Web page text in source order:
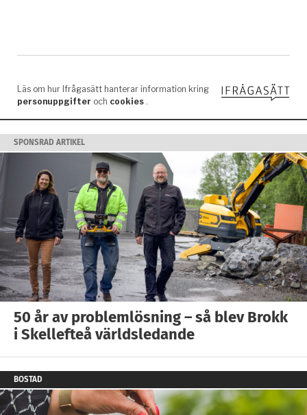
SPONSRAD ARTIKEL
50 år av problemlösning – så blev Brokk
i Skellefteå världsledande
BOSTAD